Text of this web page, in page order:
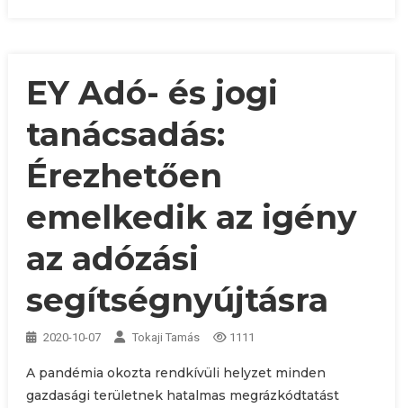
EY Adó- és jogi
tanácsadás:
Érezhetően
emelkedik az igény
az adózási
segítségnyújtásra
2020-10-07 Tokaji Tamás 1111
A pandémia okozta rendkívüli helyzet minden
gazdasági területnek hatalmas megrázkódtatást